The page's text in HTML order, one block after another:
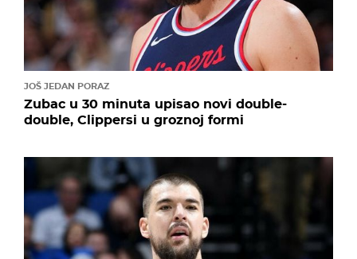
JOŠ JEDAN PORAZ
Zubac u 30 minuta upisao novi double-
double, Clippersi u groznoj formi